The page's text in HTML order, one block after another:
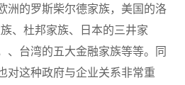
洲的罗斯柴尔德家族，美国的洛
、杜邦家族、日本的三井家
、台湾的五大金融家族等等。同
对这种政府与企业关系非常重